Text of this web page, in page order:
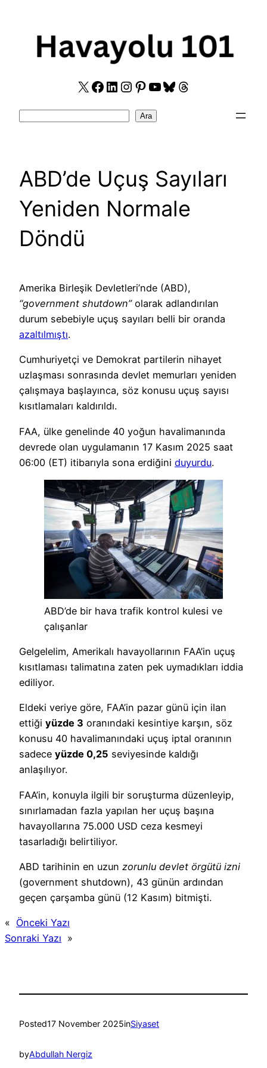
X Facebook
LinkedIn
Instagram
Pinterest
YouTube
Bluesky
Threads
Ara
ABD’de Uçuş Sayıları
Yeniden Normale
Döndü
Amerika Birleşik Devletleri’nde (ABD),
“government shutdown”olarak adlandırılan
durum sebebiyle uçuş sayıları belli bir oranda
azaltılmıştı.
Cumhuriyetçi ve Demokrat partilerin nihayet
uzlaşması sonrasında devlet memurları yeniden
çalışmaya başlayınca, söz konusu uçuş sayısı
kısıtlamaları kaldırıldı.
FAA, ülke genelinde 40 yoğun havalimanında
devrede olan uygulamanın 17 Kasım 2025 saat
06:00 (ET) itibarıyla sona erdiğini duyurdu.
ABD’de bir hava trafik kontrol kulesi ve
çalışanlar
Gelgelelim, Amerikalı havayollarının FAA’in uçuş
kısıtlaması talimatına zaten pek uymadıkları iddia
ediliyor.
Eldeki veriye göre, FAA’in pazar günü için ilan
ettiği yüzde 3 oranındaki kesintiye karşın, söz
konusu 40 havalimanındaki uçuş iptal oranının
sadece yüzde 0,25 seviyesinde kaldığı
anlaşılıyor.
FAA’in, konuyla ilgili bir soruşturma düzenleyip,
sınırlamadan fazla yapılan her uçuş başına
havayollarına 75.000 USD ceza kesmeyi
tasarladığı belirtiliyor.
ABD tarihinin en uzun zorunlu devlet örgütü izni
(government shutdown), 43 günün ardından
geçen çarşamba günü (12 Kasım) bitmişti.
« Önceki Yazı
Sonraki Yazı »
Posted17 November 2025inSiyaset
byAbdullah Nergiz